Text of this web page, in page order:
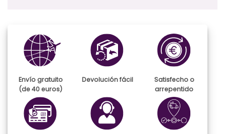
Envío gratuito
(de 40 euros)
Devolución fácil
Satisfecho o
arrepentido